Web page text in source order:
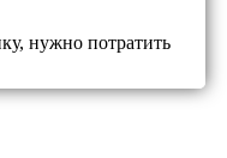
нужно потратить